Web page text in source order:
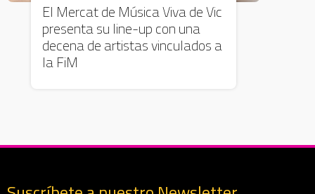
El Mercat de Música Viva de Vic
presenta su line-up con una
decena de artistas vinculados a
la FiM